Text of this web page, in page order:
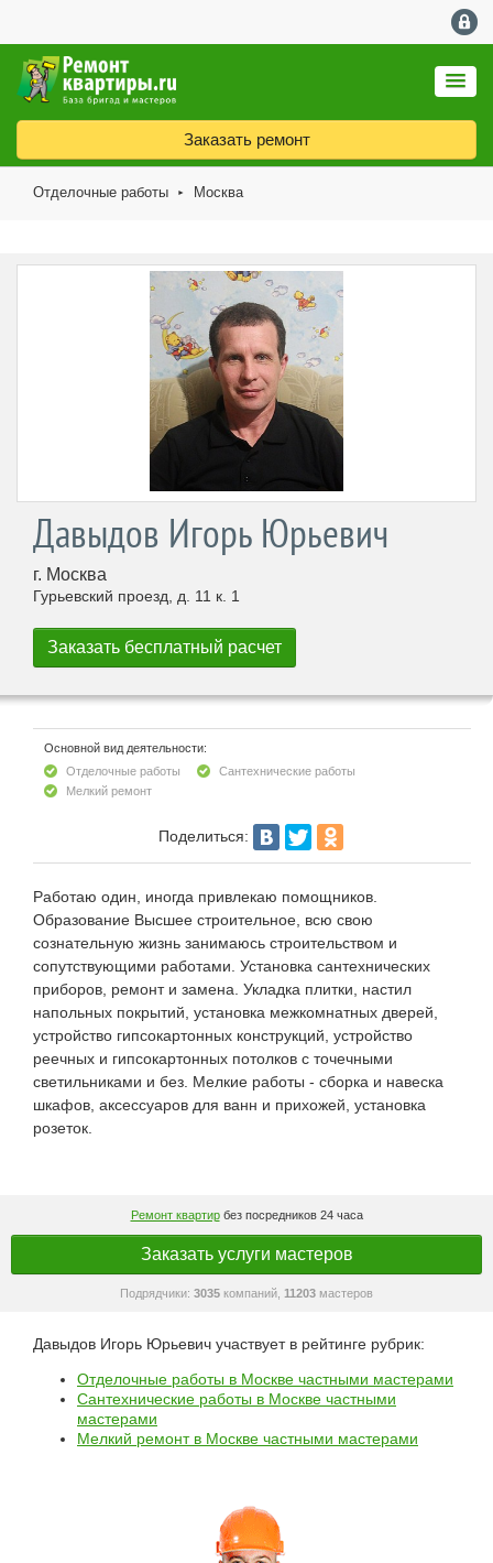
Заказать ремонт
Отделочные работы ► Москва
Давыдов Игорь Юрьевич
г. Москва
Гурьевский проезд, д. 11 к. 1
Основной вид деятельности:
Отделочные работы
Сантехнические работы
Мелкий ремонт
Поделиться:
Работаю один, иногда привлекаю помощников.
Образование Высшее строительное, всю свою
сознательную жизнь занимаюсь строительством и
сопутствующими работами. Установка сантехнических
приборов, ремонт и замена. Укладка плитки, настил
напольных покрытий, установка межкомнатных дверей,
устройство гипсокартонных конструкций, устройство
реечных и гипсокартонных потолков с точечными
светильниками и без. Мелкие работы - сборка и навеска
шкафов, аксессуаров для ванн и прихожей, установка
розеток.
Ремонт квартирбез посредников 24 часа
Заказать услуги мастеров
Подрядчики: 3035 компаний, 11203 мастеров
Давыдов Игорь Юрьевич участвует в рейтинге рубрик:
Отделочные работы в Москве частными мастерами
Сантехнические работы в Москве частными
мастерами
Мелкий ремонт в Москве частными мастерами